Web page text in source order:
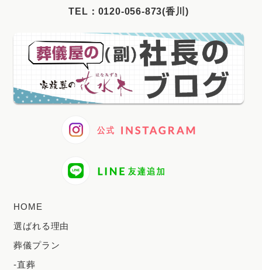
2025年2月
2025年1月
2024年12月
2024年11月
2024年6月
2024年5月
TEL： 0120-056-873(香川)
HOME
選ばれる理由
葬儀プラン
-直葬